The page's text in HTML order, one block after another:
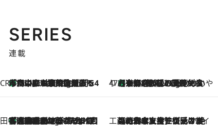
SERIES
連載
CREA'S CHOICE
46 Minutes Ago
「立川にも歌舞伎があるんだよ」 片岡仁左衛門・市川中車ら豪華座組みで4年目の立川立飛歌舞伎へ 47都道府県の手みやげ ひんやりスイーツで夏を満喫
46 Minutes Ago
【京都府】この夏絶対食べたい 冷やしておいしいおやつ3選 ひと口目から心を掴む新緑のテリーヌ
田中稲の勝手に再ブーム
5 Hours Ago
「湘南乃風に憧れて」観客大盛上がりの“タオル回し”に、ラッパー顔負けの高速歌唱まで…さだまさし（74）のアグレッシブすぎる現在地 工藤まやのおもてなしハワイ
2026.8.6
【ハワイ土産】ローカルの絶大な支持で復活！ 絶品の幻クッキー《元ファンの日本人女性が受け継いだ名店》